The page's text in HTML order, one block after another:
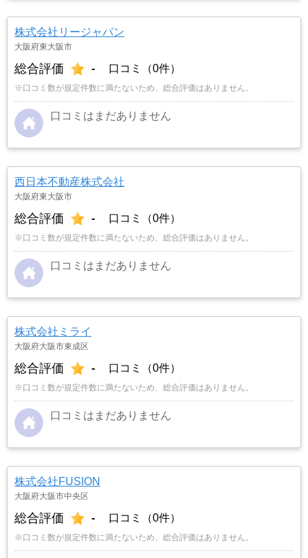
株式会社リージャパン
大阪府東大阪市
総合評価 - 口コミ（0件）
※口コミ数が規定件数に満たないため、総合評価はありません。
口コミはまだありません
西日本不動産株式会社
大阪府東大阪市
総合評価 - 口コミ（0件）
※口コミ数が規定件数に満たないため、総合評価はありません。
口コミはまだありません
株式会社ミライ
大阪府大阪市東成区
総合評価 - 口コミ（0件）
※口コミ数が規定件数に満たないため、総合評価はありません。
口コミはまだありません
株式会社FUSION
大阪府大阪市中央区
総合評価 - 口コミ（0件）
※口コミ数が規定件数に満たないため、総合評価はありません。